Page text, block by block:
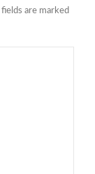
are marked